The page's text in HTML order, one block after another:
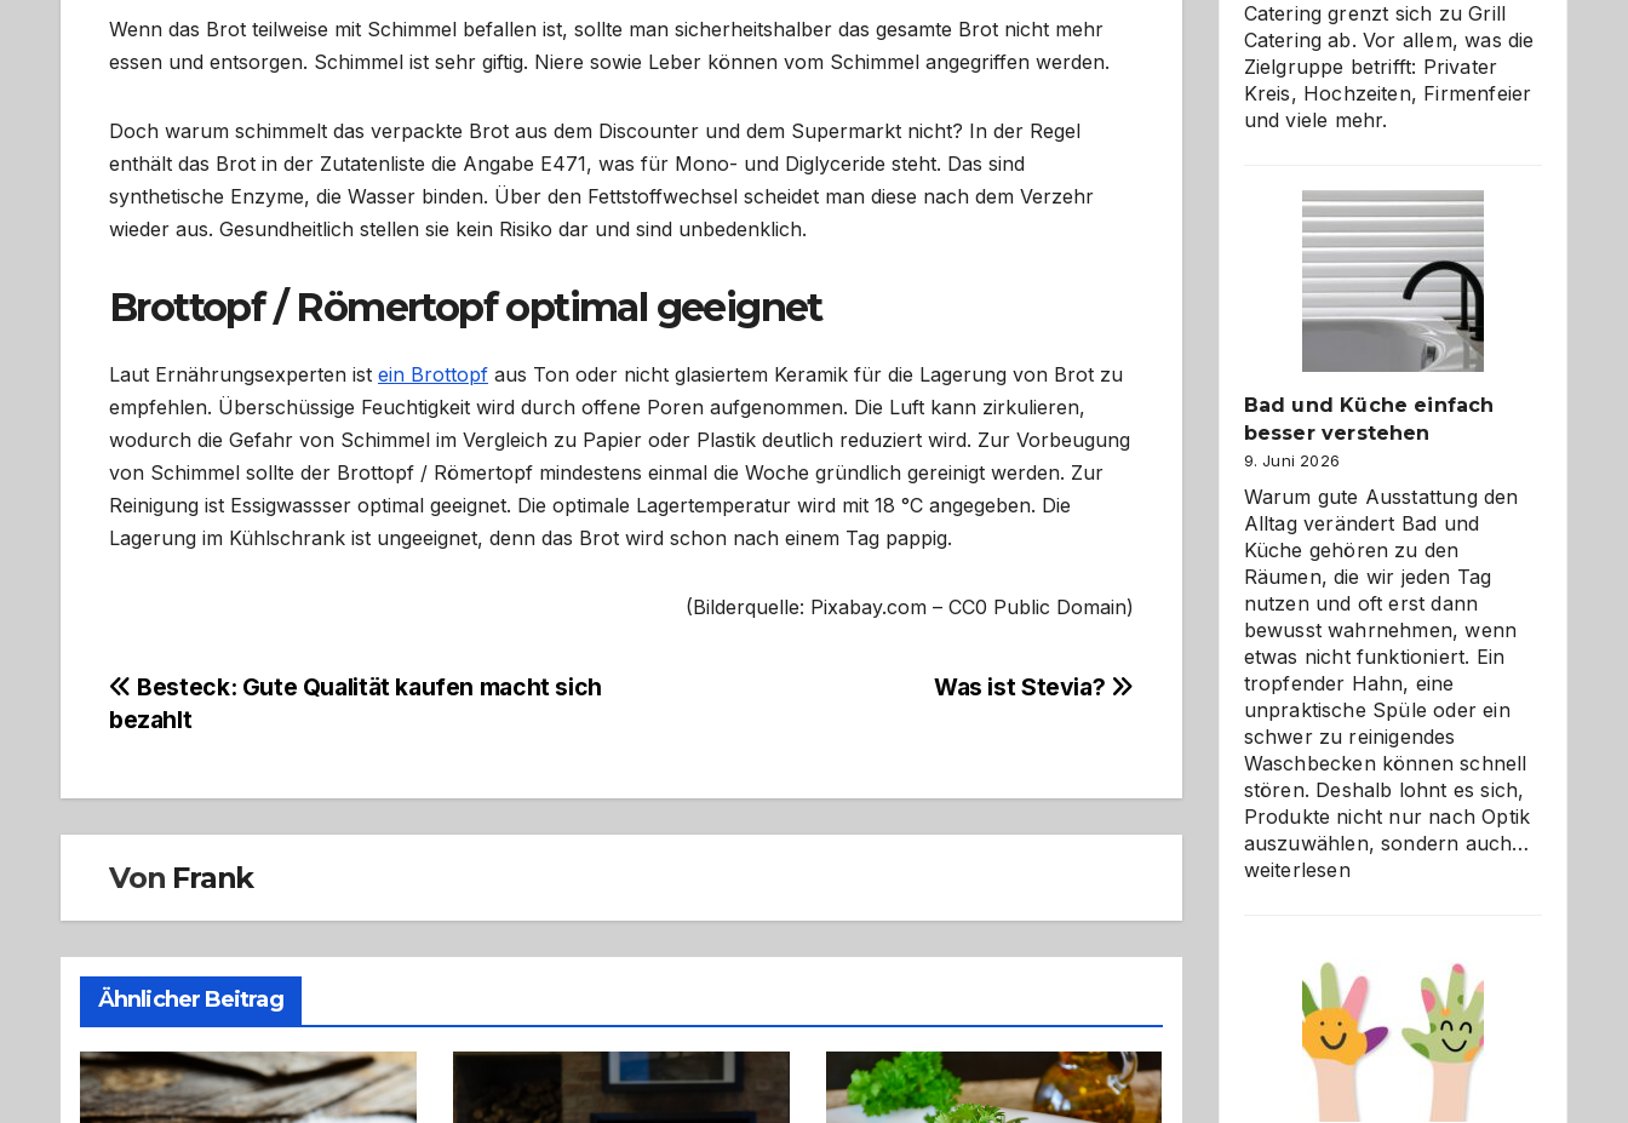
Wenn das Brot teilweise mit Schimmel befallen ist, sollte man sicherheitshalber das gesamte Brot nicht mehr
essen und entsorgen. Schimmel ist sehr giftig. Niere sowie Leber können vom Schimmel angegriffen werden.
Doch warum schimmelt das verpackte Brot aus dem Discounter und dem Supermarkt nicht? In der Regel
enthält das Brot in der Zutatenliste die Angabe E471, was für Mono- und Diglyceride steht. Das sind
synthetische Enzyme, die Wasser binden. Über den Fettstoffwechsel scheidet man diese nach dem Verzehr
wieder aus. Gesundheitlich stellen sie kein Risiko dar und sind unbedenklich.
Brottopf / Römertopf optimal geeignet
Laut Ernährungsexperten ist ein Brottopf aus Ton oder nicht glasiertem Keramik für die Lagerung von Brot zu
empfehlen. Überschüssige Feuchtigkeit wird durch offene Poren aufgenommen. Die Luft kann zirkulieren,
wodurch die Gefahr von Schimmel im Vergleich zu Papier oder Plastik deutlich reduziert wird. Zur Vorbeugung
von Schimmel sollte der Brottopf / Römertopf mindestens einmal die Woche gründlich gereinigt werden. Zur
Reinigung ist Essigwassser optimal geeignet. Die optimale Lagertemperatur wird mit 18 °C angegeben. Die
Lagerung im Kühlschrank ist ungeeignet, denn das Brot wird schon nach einem Tag pappig.
(Bilderquelle: Pixabay.com – CC0 Public Domain)
Beitragsnavigation Was ist Stevia?
Besteck: Gute Qualität kaufen macht sich
bezahlt
Von Frank
Ähnlicher Beitrag
Catering grenzt sich zu Grill
Catering ab. Vor allem, was die
Zielgruppe betrifft: Privater
Kreis, Hochzeiten, Firmenfeier
und viele mehr.
Bad und Küche einfach
besser verstehen
9. Juni 2026
Warum gute Ausstattung den
Alltag verändert Bad und
Küche gehören zu den
Räumen, die wir jeden Tag
nutzen und oft erst dann
bewusst wahrnehmen, wenn
etwas nicht funktioniert. Ein
tropfender Hahn, eine
unpraktische Spüle oder ein
schwer zu reinigendes
Waschbecken können schnell
stören. Deshalb lohnt es sich,
Produkte nicht nur nach Optik
auszuwählen, sondern auch…
weiterlesen